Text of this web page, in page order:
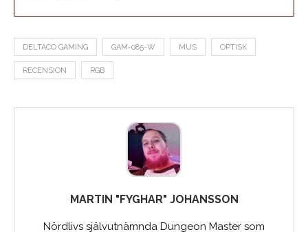
DELTACO GAMING GAM-085-W MUS OPTISK
RECENSION RGB
MARTIN "FYGHAR" JOHANSSON
Nördlivs självutnämnda Dungeon Master som